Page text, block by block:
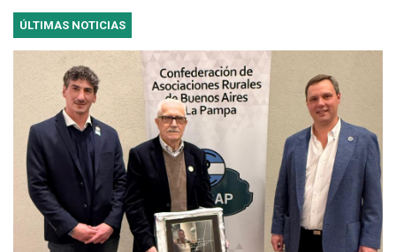
ÚLTIMAS NOTICIAS